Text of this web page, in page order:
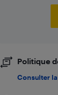
Politique
Consulter